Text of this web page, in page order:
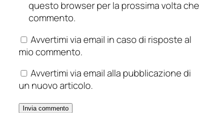
questo browser per la prossima volta che
commento.
Avvertimi via email in caso di risposte al
mio commento.
Avvertimi via email alla pubblicazione di
un nuovo articolo.